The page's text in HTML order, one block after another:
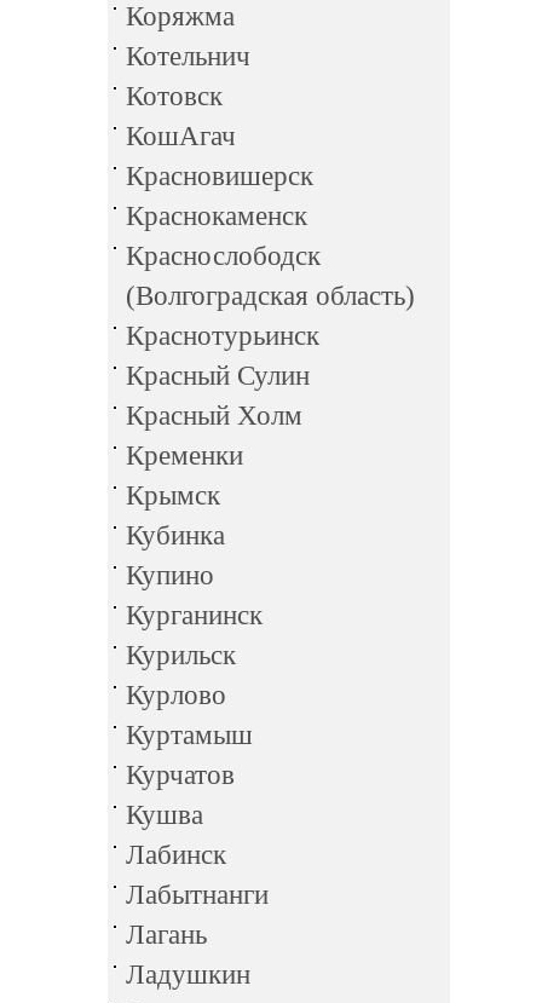
Коряжма
Котельнич
Котовск
КошАгач
Красновишерск
Краснокаменск
Краснослободск
(Волгоградская область)
Краснотурьинск
Красный Сулин
Красный Холм
Кременки
Крымск
Кубинка
Купино
Курганинск
Курильск
Курлово
Куртамыш
Курчатов
Кушва
Лабинск
Лабытнанги
Лагань
Ладушкин